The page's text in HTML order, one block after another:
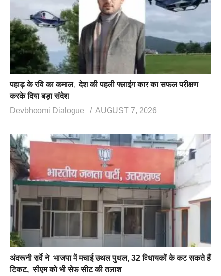
पहाड़ के रवि का कमाल, देश की पहली फ्लाइंग कार का सफल परीक्षण
करके दिया बड़ा संदेश
Devbhoomi Dialogue
AUGUST 7, 2026
अंदरूनी सर्वे ने भाजपा में मचाई उथल पुथल, 32 विधायकों के कट सकते हैं
टिकट, सीएम को भी सेफ सीट की तलाश